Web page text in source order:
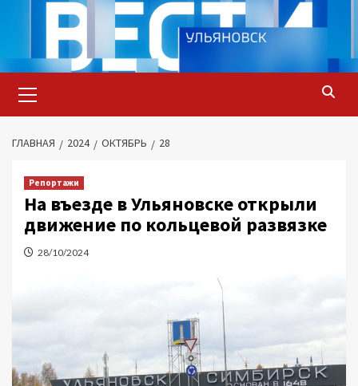
содержимому
меню
ГЛАВНАЯ 2024 ОКТЯБРЬ 28
Репортажи
На въезде в Ульяновске открыли
движение по кольцевой развязке
28/10/2024